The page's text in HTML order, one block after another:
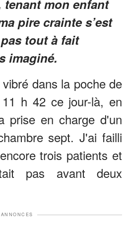
tenant mon enfant
pire crainte s’est
tout à fait
imaginé.
dans la poche de
h 42 ce jour-là, en
prise en charge d'un
sept. J'ai failli
trois patients et
pas avant deux
ANNONCES